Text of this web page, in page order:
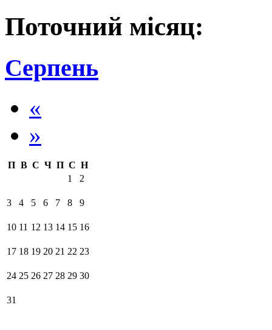
Поточний місяц:
Серпень
«
»
П В С Ч П С Н
1
2
3 4 5 6 7 8 9
10 11 12 13 14 15 16
17 18 19 20 21 22 23
24 25 26 27 28 29 30
31